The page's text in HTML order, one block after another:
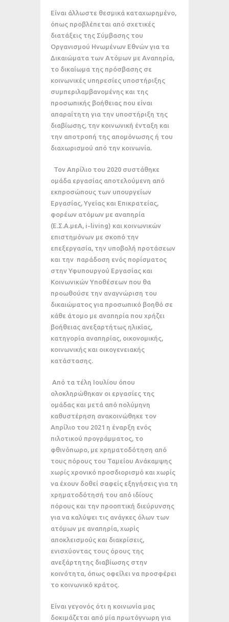
Είναι άλλωστε θεσμικά καταχωρημένο,
όπως προβλέπεται από σχετικές
διατάξεις της Σύμβασης του
Οργανισμού Ηνωμένων Εθνών για τα
Δικαιώματα των Ατόμων με Αναπηρία,
το δικαίωμα της πρόσβασης σε
κοινωνικές υπηρεσίες υποστήριξης
συμπεριλαμβανομένης και της
προσωπικής βοήθειας που είναι
απαραίτητη για την υποστήριξη της
διαβίωσης, την κοινωνική ένταξη και
την αποτροπή της απομόνωσης ή του
διαχωρισμού από την κοινωνία.
Τον Απρίλιο του 2020 συστάθηκε
ομάδα εργασίας αποτελούμενη από
εκπροσώπους των υπουργείων
Εργασίας, Υγείας και Επικρατείας,
φορέων ατόμων με αναπηρία
(Ε.Σ.Α.μεΑ, i-living) και κοινωνικών
επιστημόνων με σκοπό την
επεξεργασία, την υποβολή προτάσεων
και την παράδοση ενός πορίσματος
στην Υφυπουργού Εργασίας και
Κοινωνικών Υποθέσεων που θα
προωθούσε την αναγνώριση του
δικαιώματος για προσωπικό βοηθό σε
κάθε άτομο με αναπηρία που χρήζει
βοήθειας ανεξαρτήτως ηλικίας,
κατηγορία αναπηρίας, οικονομικής,
κοινωνικής και οικογενειακής
κατάστασης.
Από τα τέλη Ιουλίου όπου
ολοκληρώθηκαν οι εργασίες της
ομάδας και μετά από πολύμηνη
καθυστέρηση ανακοινώθηκε τον
Απρίλιο του 2021 η έναρξη ενός
πιλοτικού προγράμματος, το
φθινόπωρο, με χρηματοδότηση από
τους πόρους του Ταμείου Ανάκαμψης
χωρίς χρονικό προσδιορισμό και χωρίς
να έχουν δοθεί σαφείς εξηγήσεις για τη
χρηματοδότησή του από ιδίους
πόρους και την προοπτική διεύρυνσης
για να καλύψει τις ανάγκες όλων των
ατόμων με αναπηρία, χωρίς
αποκλεισμούς και διακρίσεις,
ενισχύοντας τους όρους της
ανεξάρτητης διαβίωσης στην
κοινότητα, όπως οφείλει να προσφέρει
το κοινωνικό κράτος.
Είναι γεγονός ότι η κοινωνία μας
δοκιμάζεται από μία πρωτόγνωρη για